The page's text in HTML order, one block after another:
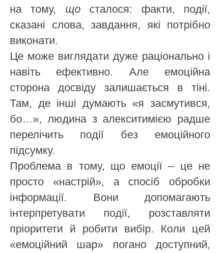
на тому, щосталося: факти, події,
сказані слова, завдання, які потрібно
виконати.
Це може виглядати дуже раціонально і
навіть ефективно. Але емоційна
сторона досвіду залишається в тіні.
Там, де інші думають «я засмутився,
бо…», людина з алекситимією радше
перелічить події без емоційного
підсумку.
Проблема в тому, що емоції – це не
просто «настрій», а спосіб обробки
інформації. Вони допомагають
інтерпретувати події, розставляти
пріоритети й робити вибір. Коли цей
«емоційний шар» погано доступний,